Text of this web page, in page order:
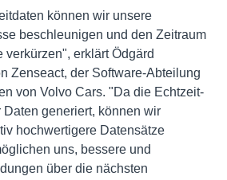
können wir unsere
beschleunigen und den Zeitraum
verkürzen", erklärt Ödgärd
Zenseact, der Software-Abteilung
von Volvo Cars. "Da die Echtzeit-
Daten generiert, können wir
hochwertigere Datensätze
uns, bessere und
über die nächsten